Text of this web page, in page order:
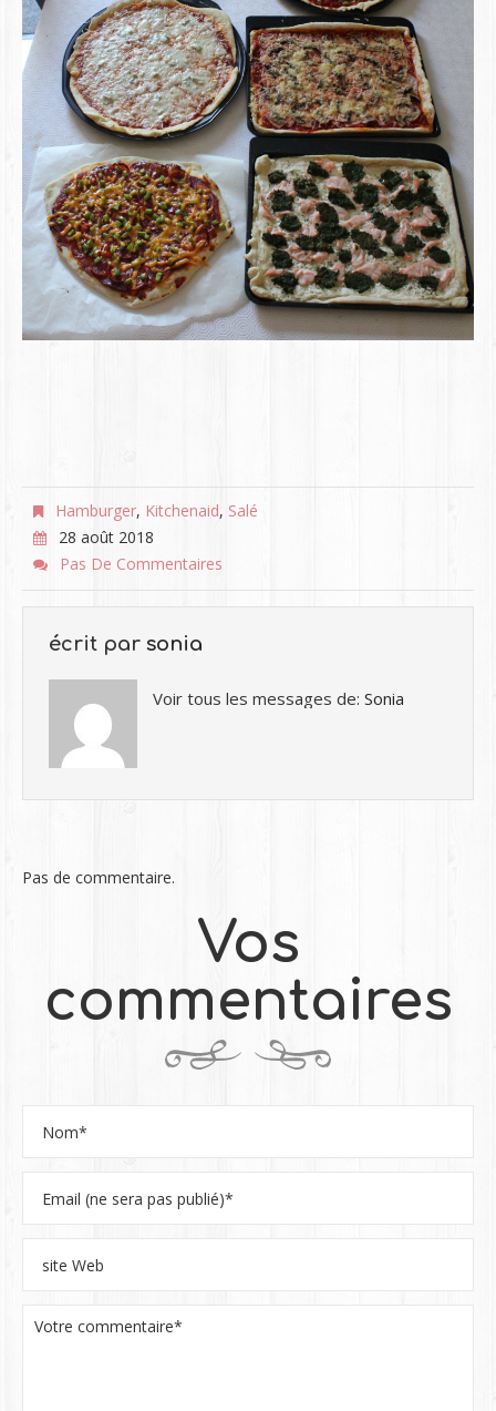
Hamburger, Kitchenaid, Salé
28 août 2018
Pas De Commentaires
écrit par sonia
Voir tous les messages de: Sonia
Pas de commentaire.
Vos
commentaires